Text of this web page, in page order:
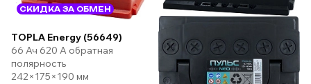
СКИДКА ЗА ОБМЕН
TOPLA Energy (56649)
66 Ач 620 А обратная
полярность
242×175×190 мм